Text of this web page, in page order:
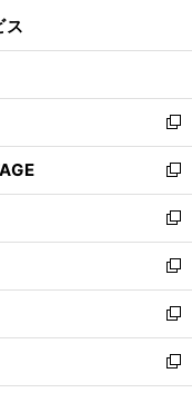
開
ン
ウ
で
開
く
ウ
ン
ド
ウ
で
開
く
ス
新
し
い
ウ
ィ
ン
ド
ウ
で
開
く
新
し
い
ウ
ィ
ン
ド
ウ
で
開
新
し
い
ウ
ィ
ン
ド
ウ
新
し
い
ウ
ィ
ン
新
し
い
ウ
新